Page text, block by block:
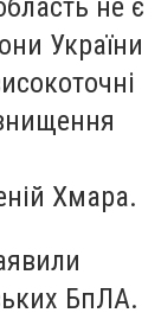
не є
України
Хмара.
БпЛА.